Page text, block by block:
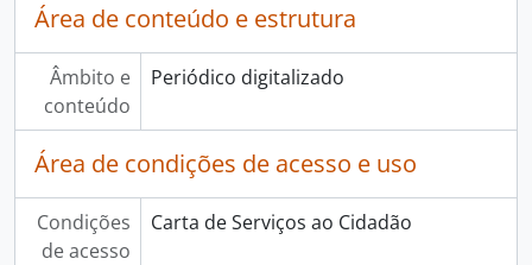
Área de conteúdo e estrutura
Âmbito e
conteúdo
Periódico digitalizado
Área de condições de acesso e uso
Condições
de acesso
Carta de Serviços ao Cidadão